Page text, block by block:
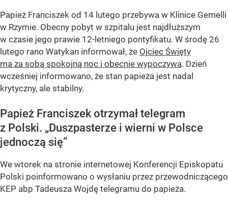
Papież Franciszek od 14 lutego przebywa w Klinice Gemelli
w Rzymie. Obecny pobyt w szpitalu jest najdłuższym
w czasie jego prawie 12-letniego pontyfikatu. W środę 26
lutego rano Watykan informował, że Ojciec Święty
ma za sobą spokojną noc i obecnie wypoczywa. Dzień
wcześniej informowano, że stan papieża jest nadal
krytyczny, ale stabilny.
Papież Franciszek otrzymał telegram
z Polski. „Duszpasterze i wierni w Polsce
jednoczą się”
We wtorek na stronie internetowej Konferencji Episkopatu
Polski poinformowano o wysłaniu przez przewodniczącego
KEP abp Tadeusza Wojdę telegramu do papieża.